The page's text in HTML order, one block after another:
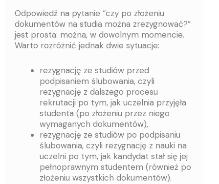
Odpowiedź na pytanie “czy po złożeniu
dokumentów na studia można zrezygnować?”
jest prosta: można, w dowolnym momencie.
Warto rozróżnić jednak dwie sytuacje:
rezygnację ze studiów przed
podpisaniem ślubowania, czyli
rezygnację z dalszego procesu
rekrutacji po tym, jak uczelnia przyjęła
studenta (po złożeniu przez niego
wymaganych dokumentów),
rezygnację ze studiów po podpisaniu
ślubowania, czyli rezygnację z nauki na
uczelni po tym, jak kandydat stał się jej
pełnoprawnym studentem (również po
złożeniu wszystkich dokumentów).